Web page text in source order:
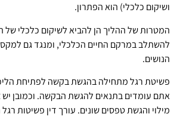
ושיקום כלכלי) הוא הפתרון.
המטרות של ההליך הן להביא לשיקום כלכלי של
להשתלב במרקם החיים הכלכלי, ומנגד גם
הנושים.
פשיטת רגל מתחילה בהגשת בקשה לפתיחת
אתם עומדים בתנאים להגשת הבקשה. וכמובן
מילוי והגשת טפסים שונים. עורך דין פשיטות